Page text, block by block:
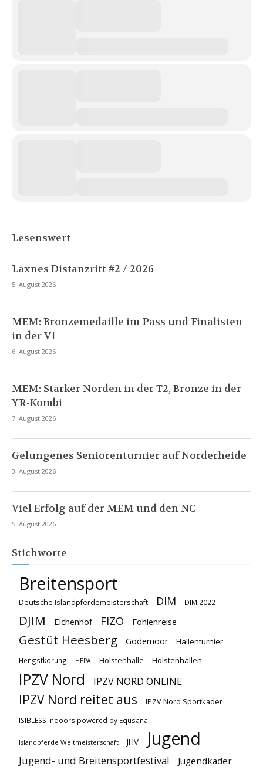
Lesenswert
Laxnes Distanzritt #2 / 2026
5. August 2026
MEM: Bronzemedaille im Pass und Finalisten
in der V1
6. August 2026
MEM: Starker Norden in der T2, Bronze in der
YR-Kombi
7. August 2026
Gelungenes Seniorenturnier auf Norderheide
3. August 2026
Viel Erfolg auf der MEM und den NC
5. August 2026
Stichworte
Breitensport
Deutsche Islandpferdemeisterschaft DIM DIM 2022
DJIM Eichenhof FIZO Fohlenreise
Gestüt Heesberg Godemoor Hallenturnier
Hengstkörung HEPA Holstenhalle Holstenhallen
IPZV Nord IPZV NORD ONLINE
IPZV Nord reitet aus IPZV Nord Sportkader
ISIBLESS Indoors powered by Equsana
Islandpferde Weltmeisterschaft JHV Jugend
Jugend- und Breitensportfestival Jugendkader